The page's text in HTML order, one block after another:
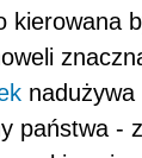
kierowana
państwa -